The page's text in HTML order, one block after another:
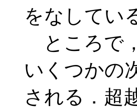
をなしてい
ところで
いくつかの
される．超